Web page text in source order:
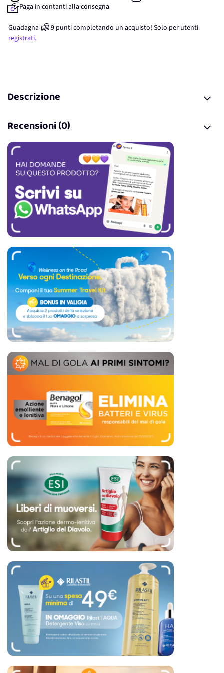
Paga in contanti alla consegna
Guadagna 9 punticompletando un acquisto! Solo per utenti
registrati.
Descrizione
Recensioni (0)